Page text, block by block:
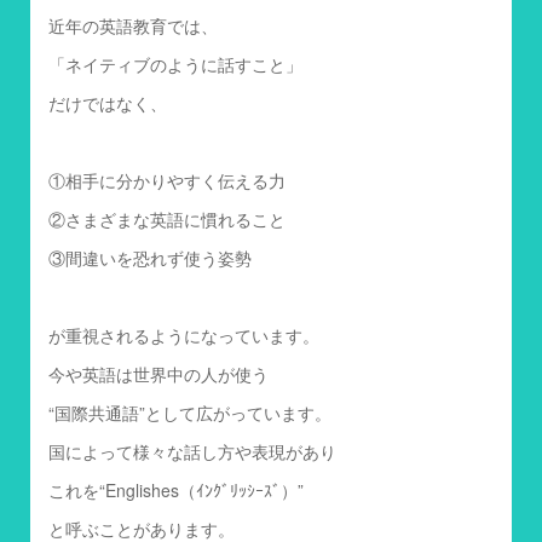
近年の英語教育では、
「ネイティブのように話すこと」
だけではなく、
①相手に分かりやすく伝える力
②さまざまな英語に慣れること
③間違いを恐れず使う姿勢
が重視されるようになっています。
今や英語は世界中の人が使う
“国際共通語”として広がっています。
国によって様々な話し方や表現があり
これを“Englishes（ｲﾝｸﾞﾘｯｼｰｽﾞ）”
と呼ぶことがあります。